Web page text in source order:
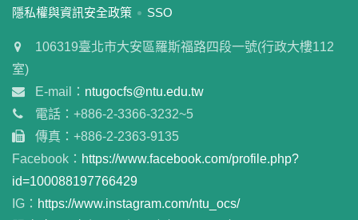
:::
隱私權與資訊安全政策 SSO
106319臺北市大安區羅斯福路四段一號(行政大樓112
室)
E-mail： ntugocfs@ntu.edu.tw
電話：+886-2-3366-3232~5
傳真：+886-2-2363-9135
Facebook： https://www.facebook.com/profile.php?
id=100088197766429
IG： https://www.instagram.com/ntu_ocs/